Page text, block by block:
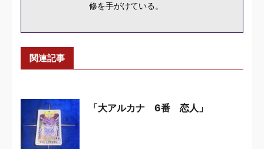
修を手がけている。
関連記事
「大アルカナ 6番 恋人」